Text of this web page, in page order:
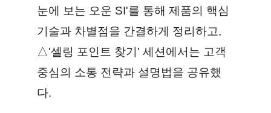
눈에 보는 오운 SI'를 통해 제품의 핵심
기술과 차별점을 간결하게 정리하고,
△'셀링 포인트 찾기' 세션에서는 고객
중심의 소통 전략과 설명법을 공유했
다.